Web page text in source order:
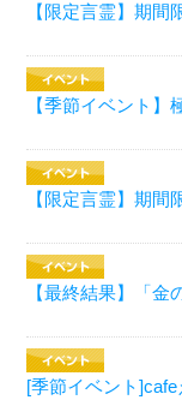
【限定言霊】期間
【季節イベント】
【限定言霊】期間
【最終結果】「
[季節イベント